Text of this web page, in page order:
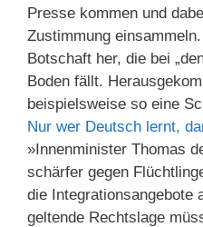
Presse kommen und
Zustimmung
Botschaft her, die bei
Boden fällt.
beispielsweise so eine
Nur wer Deutsch lernt,
»Innenminister Thomas
schärfer gegen
die Integrationsangebote
geltende Rechtslage